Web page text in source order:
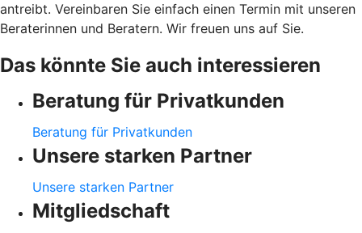
antreibt. Vereinbaren Sie einfach einen Termin mit unseren
Beraterinnen und Beratern. Wir freuen uns auf Sie.
Das könnte Sie auch interessieren
Beratung für Privatkunden
Beratung für Privatkunden
Unsere starken Partner
Unsere starken Partner
Mitgliedschaft